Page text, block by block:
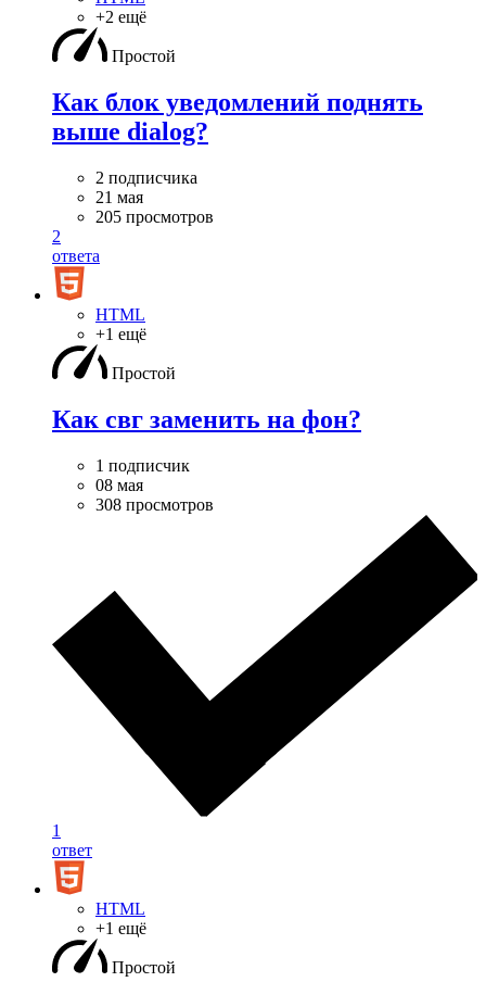
+2 ещё
Простой
Как блок уведомлений поднять
выше dialog?
2 подписчика
21 мая
205 просмотров
2
ответа
HTML
+1 ещё
Простой
Как свг заменить на фон?
1 подписчик
08 мая
308 просмотров
1
ответ
HTML
+1 ещё
Простой